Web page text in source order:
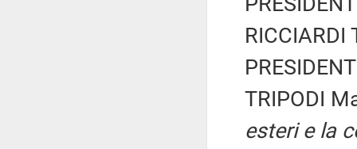
RICCIARDI
TRIPODI
esteri e la